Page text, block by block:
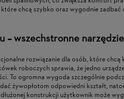
chcą szybko oraz wygodnie
– wszechstronne
rozwiązanie dla osób, które
roboczych sprawia, że jedno
To ogromna wygoda szczególnie
żywopłotom odpowiedni kształt,
konstrukcji użytkownik może